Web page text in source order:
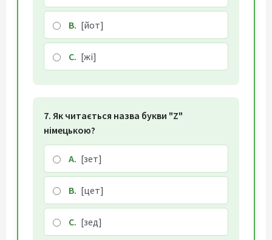
B. [йот]
C. [жі]
7. Як читається назва букви "Z"
німецькою?
A. [зет]
B. [цет]
C. [зед]